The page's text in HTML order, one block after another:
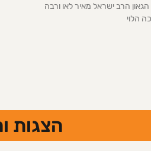
הרב ישראל מאיר לאו ורבה
הלוי
הצגות